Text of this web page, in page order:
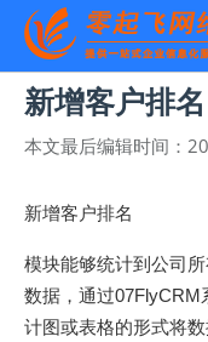
新增客户排名
本文最后编辑时间：
新增客户排名
模块能够统计到公司
数据，通过07FlyCRM
计图或表格的形式将